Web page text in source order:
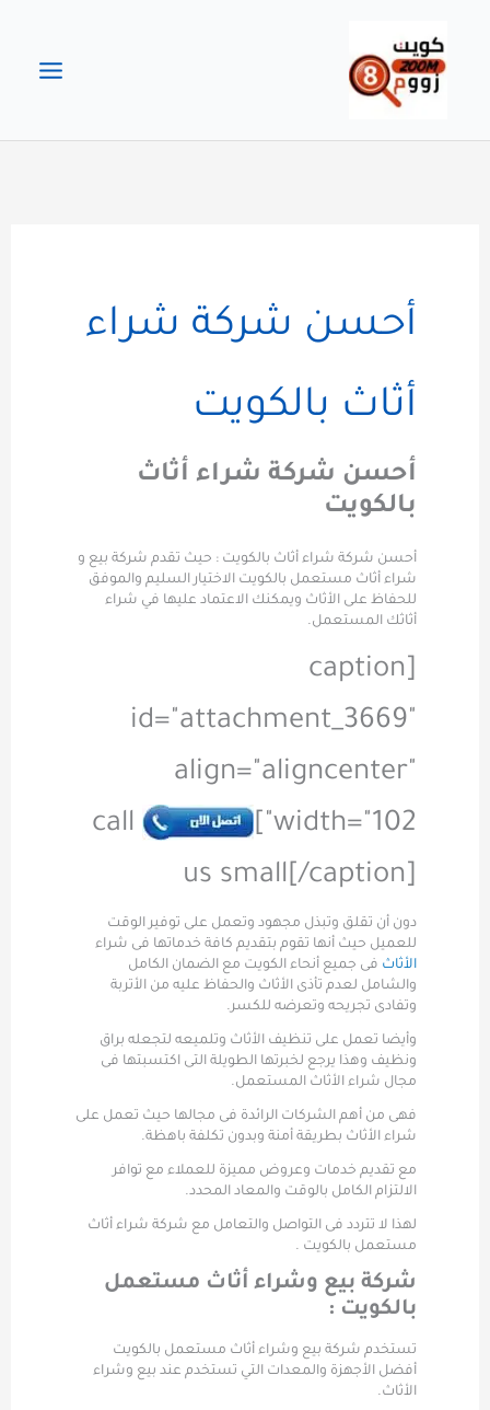
المحتوى
أحسن شركة شراء
أثاث بالكويت
أحسن شركة شراء أثاث
بالكويت
أحسن شركة شراء أثاث بالكويت : حيث تقدم شركة بيع و
شراء أثاث مستعمل بالكويت الاختيار السليم والموفق
للحفاظ على الأثاث ويمكنك الاعتماد عليها في شراء
أثاثك المستعمل.
[caption
id="attachment_3669"
align="aligncenter"
width="102"]
call
us small[/caption]
دون أن تقلق وتبذل مجهود وتعمل على توفير الوقت
للعميل حيث أنها تقوم بتقديم كافة خدماتها فى شراء
الأثاث فى جميع أنحاء الكويت مع الضمان الكامل
والشامل لعدم تأذى الأثاث والحفاظ عليه من الأتربة
وتفادى تجريحه وتعرضه للكسر.
وأيضا تعمل على تنظيف الأثاث وتلميعه لتجعله براق
ونظيف وهذا يرجع لخبرتها الطويلة التى اكتسبتها فى
مجال شراء الأثاث المستعمل.
فهى من أهم الشركات الرائدة فى مجالها حيث تعمل على
شراء الأثاث بطريقة أمنة وبدون تكلفة باهظة.
مع تقديم خدمات وعروض مميزة للعملاء مع توافر
الالتزام الكامل بالوقت والمعاد المحدد.
لهذا لا تتردد فى التواصل والتعامل مع شركة شراء أثاث
مستعمل بالكويت .
شركة بيع وشراء أثاث مستعمل
بالكويت :
تستخدم شركة بيع وشراء أثاث مستعمل بالكويت
أفضل الأجهزة والمعدات التي تستخدم عند بيع وشراء
الأثاث.